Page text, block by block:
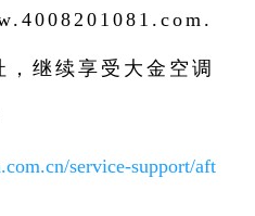
继续享受大金空调
service-support/aft